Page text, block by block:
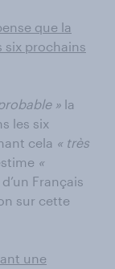
que la
six prochains
» la
les six
cela « très
«
Français
sur cette
une